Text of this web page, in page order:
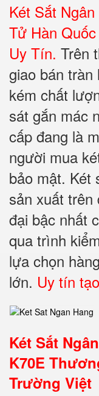
Két Sắt
Tử Hàn
Uy Tín. Trên
giao bán tràn
kém chất
sát gắn mác
cấp đang là
người mua
bảo mật. Két
sản xuất trên
đại bậc nhất
qua trình
lựa chọn
lớn. Uy tín
Két Sắt
K70E
Trường Việt